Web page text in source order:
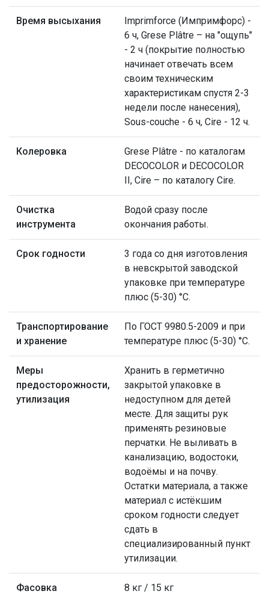
Время высыхания
Imprimforce (Импримфорс) -
6 ч, Grese Plâtre – на "ощупь"
- 2 ч (покрытие полностью
начинает отвечать всем
своим техническим
характеристикам спустя 2-3
недели после нанесения),
Sous-couche - 6 ч, Cire - 12 ч.
Колеровка
Grese Plâtre - по каталогам
DECOCOLOR и DECOCOLOR
II, Cire – по каталогу Cire.
Очистка
инструмента
Водой сразу после
окончания работы.
Срок годности
3 года со дня изготовления
в невскрытой заводской
упаковке при температуре
плюс (5-30) °С.
Транспортирование
и хранение
По ГОСТ 9980.5-2009 и при
температуре плюс (5-30) °С.
Меры
предосторожности,
утилизация
Хранить в герметично
закрытой упаковке в
недоступном для детей
месте. Для защиты рук
применять резиновые
перчатки. Не выливать в
канализацию, водостоки,
водоёмы и на почву.
Остатки материала, а также
материал с истёкшим
сроком годности следует
сдать в
специализированный пункт
утилизации.
Фасовка 8 кг / 15 кг